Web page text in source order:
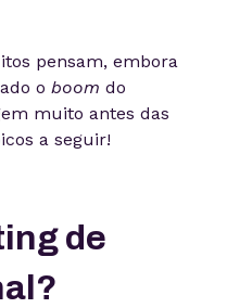
pensam, embora
o boom do
muito antes das
a seguir!
de